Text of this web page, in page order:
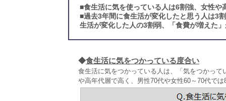
■食生活に気を使っている人は6割強、女性や
■過去3年間に食生活が変化したと思う人は3
生活が変化した人の3割弱、「食費が増えた
◆食生活に気をつかっている度合い
食生活に気をつかっている人は、「気をつかっ
や高年代層で高く、男性70代や女性60～70代で